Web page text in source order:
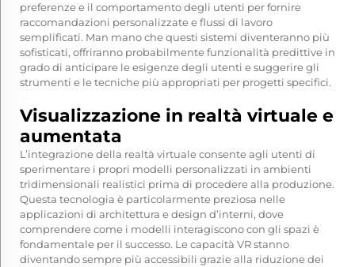
preferenze e il comportamento degli utenti per fornire
raccomandazioni personalizzate e flussi di lavoro
semplificati. Man mano che questi sistemi diventeranno più
sofisticati, offriranno probabilmente funzionalità predittive in
grado di anticipare le esigenze degli utenti e suggerire gli
strumenti e le tecniche più appropriati per progetti specifici.
Visualizzazione in realtà virtuale e
aumentata
L’integrazione della realtà virtuale consente agli utenti di
sperimentare i propri modelli personalizzati in ambienti
tridimensionali realistici prima di procedere alla produzione.
Questa tecnologia è particolarmente preziosa nelle
applicazioni di architettura e design d’interni, dove
comprendere come i modelli interagiscono con gli spazi è
fondamentale per il successo. Le capacità VR stanno
diventando sempre più accessibili grazie alla riduzione dei